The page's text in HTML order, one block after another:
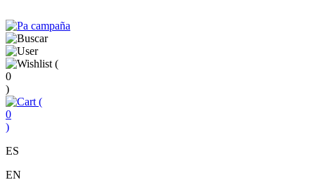
(
0
)
(
0
)
ES
EN